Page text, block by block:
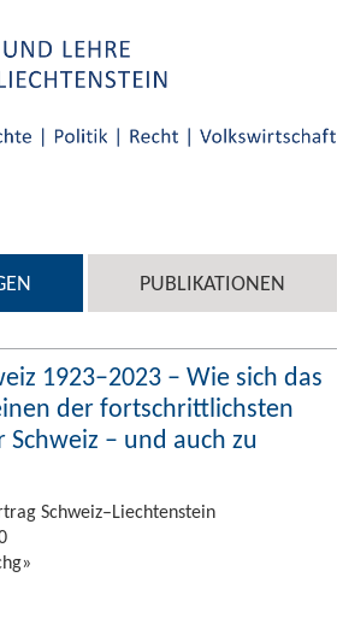
PUBLIKATIONEN
1923–2023 – Wie sich das
der fortschrittlichsten
– und auch zu
Schweiz–Liechtenstein